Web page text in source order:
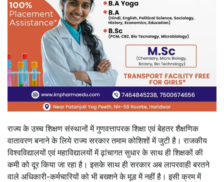
राज्य के उच्च शिक्षण संस्थानों में गुणवत्तापरक शिक्षा एवं बेहतर शैक्षणिक
वातावरण बनाने के लिये राज्य सरकार तमाम कोशिशों में जुटी है। राजकीय
विश्वविद्यालयों एवं महाविद्यालयों में ढ़ांचागत सुधार के साथ ही शिक्षकों की
कमी को दूर किया जा रहा है। इसके साथ ही सरकार अब लापरवाही बरतने
वाले अधिकारी-कर्मचारियों को भी बख्शने के मूड में नहीं है। इसी क्रम में